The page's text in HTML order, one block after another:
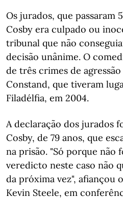
Os jurados, que passaram
Cosby era culpado ou
tribunal que não
decisão unânime. O
de três crimes de
Constand, que tiveram
Filadélfia, em 2004.
A declaração dos jurados
Cosby, de 79 anos, que
na prisão. "Só porque não
veredicto neste caso não
da próxima vez",
Kevin Steele, em